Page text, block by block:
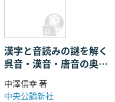
漢字と音読みの謎を解く
呉音・漢音・唐音の奥深
い世界
中澤信幸 著
中央公論新社